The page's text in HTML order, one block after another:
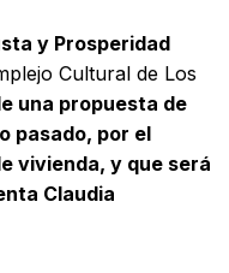
y Prosperidad
Cultural de Los
una propuesta de
pasado, por el
vivienda, y que será
Claudia